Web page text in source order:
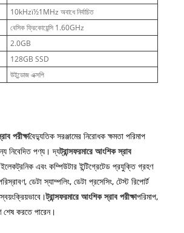
10kHzï½1MHz অবাধে নির্বাচিত
বেসিক ফ্রিকোয়েন্সি 1.60GHz
2.0GB
128GB SSD
উইন্ডোজ এক্সপি
পরীক্ষাবৈদ্যুতিক সরঞ্জামের নিরোধক ক্ষমতা পরিমাপ
নিবেদিত পণ্য। দ্যট্রান্সফরমারে আংশিক স্রাব
এবং কম্পিউটার ইন্টিগ্রেটেড প্রযুক্তি গ্রহণ
ডেটা স্যাম্পলিং, ডেটা প্রসেসিং, টেস্ট রিপোর্ট
ট্রান্সফরমারে আংশিক স্রাব পরীক্ষাপরিমাপ,
শেষ করতে পারেন।